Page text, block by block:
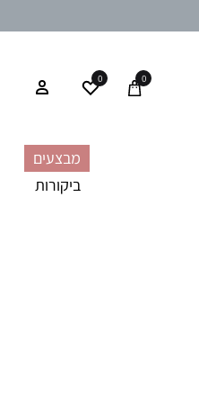
0
0
מבצעים
ביקורות